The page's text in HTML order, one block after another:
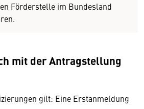
Förderstelle im Bundesland
mit der Antragstellung
gilt: Eine Erstanmeldung